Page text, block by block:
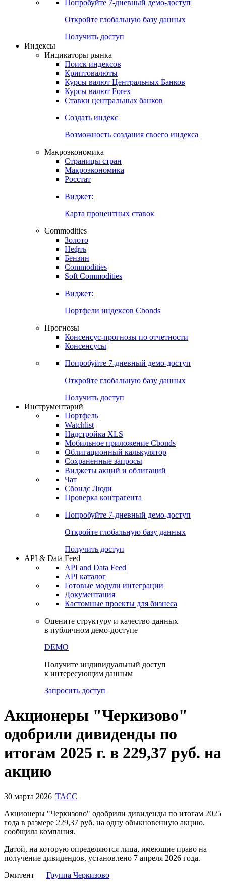
Попробуйте 7-дневный демо-доступ
Откройте глобальную базу данных
Получить доступ
Индексы
Индикаторы рынка
Поиск индексов
Криптовалюты
Курсы валют Центральных Банков
Курсы валют Forex
Ставки центральных банков
Создать индекс
Возможность создания своего индекса
Макроэкономика
Страницы стран
Макроэкономика
Росстат
Виджет:
Карта процентных ставок
Commodities
Золото
Нефть
Бензин
Commodities
Soft Commodities
Виджет:
Портфели индексов Cbonds
Прогнозы
Консенсус-прогнозы по отчетности
Консенсусы
Попробуйте 7-дневный демо-доступ
Откройте глобальную базу данных
Получить доступ
Инструментарий
Портфель
Watchlist
Надстройка XLS
Мобильное приложение Cbonds
Облигационный калькулятор
Сохраненные запросы
Виджеты акций и облигаций
Чат
Сбондс Люди
Проверка контрагента
Попробуйте 7-дневный демо-доступ
Откройте глобальную базу данных
Получить доступ
API & Data Feed
API and Data Feed
API каталог
Готовые модули интеграции
Документация
Кастомные проекты для бизнеса
Оцените структуру и качество данных
в публичном демо-доступе
DEMO
Получите индивидуальный доступ
к интересующим данным
Запросить доступ
Акционеры "Черкизово"
одобрили дивиденды по
итогам 2025 г. в 229,37 руб. на
акцию
30 марта 2026 TACC
Акционеры "Черкизово" одобрили дивиденды по итогам 2025
года в размере 229,37 руб. на одну обыкновенную акцию,
сообщила компания.
Датой, на которую определяются лица, имеющие право на
получение дивидендов, установлено 7 апреля 2026 года.
Эмитент — Группа Черкизово